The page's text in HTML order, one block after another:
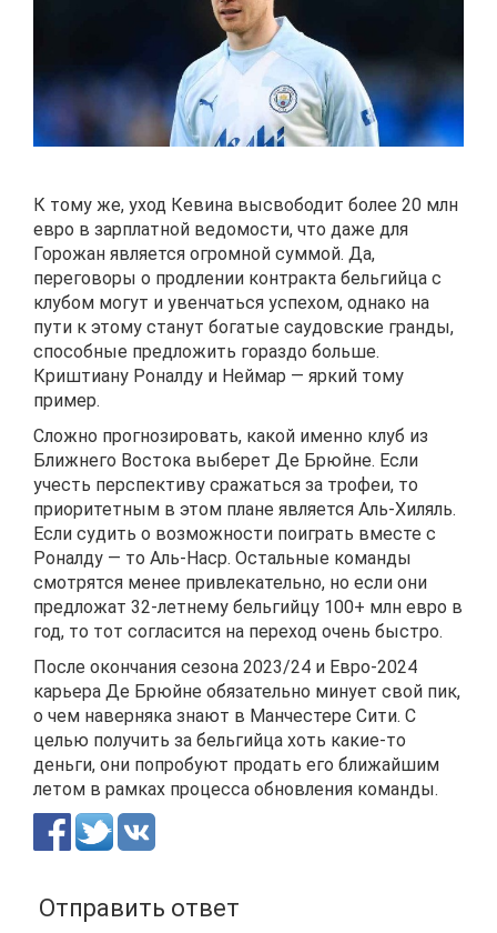
К тому же, уход Кевина высвободит более 20 млн
евро в зарплатной ведомости, что даже для
Горожан является огромной суммой. Да,
переговоры о продлении контракта бельгийца с
клубом могут и увенчаться успехом, однако на
пути к этому станут богатые саудовские гранды,
способные предложить гораздо больше.
Криштиану Роналду и Неймар — яркий тому
пример.
Сложно прогнозировать, какой именно клуб из
Ближнего Востока выберет Де Брюйне. Если
учесть перспективу сражаться за трофеи, то
приоритетным в этом плане является Аль-Хиляль.
Если судить о возможности поиграть вместе с
Роналду — то Аль-Наср. Остальные команды
смотрятся менее привлекательно, но если они
предложат 32-летнему бельгийцу 100+ млн евро в
год, то тот согласится на переход очень быстро.
После окончания сезона 2023/24 и Евро-2024
карьера Де Брюйне обязательно минует свой пик,
о чем наверняка знают в Манчестере Сити. С
целью получить за бельгийца хоть какие-то
деньги, они попробуют продать его ближайшим
летом в рамках процесса обновления команды.
Отправить ответ